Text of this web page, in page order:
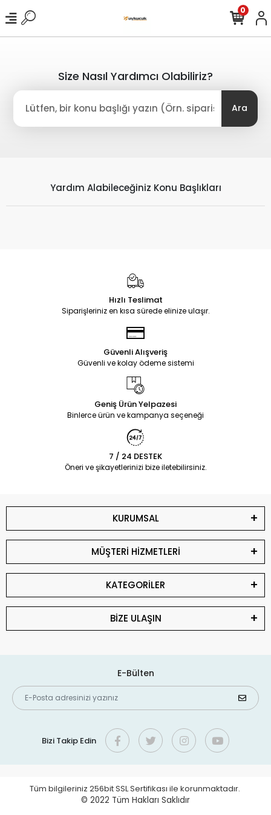
0
Size Nasıl Yardımcı Olabiliriz?
Ara
Yardım Alabileceğiniz Konu Başlıkları
Hızlı Teslimat
Siparişleriniz en kısa sürede elinize ulaşır.
Güvenli Alışveriş
Güvenli ve kolay ödeme sistemi
Geniş Ürün Yelpazesi
Binlerce ürün ve kampanya seçeneği
7 / 24 DESTEK
Öneri ve şikayetlerinizi bize iletebilirsiniz.
KURUMSAL
MÜŞTERİ HİZMETLERİ
KATEGORİLER
BİZE ULAŞIN
E-Bülten
Bizi Takip Edin
Tüm bilgileriniz 256bit SSL Sertifikası ile korunmaktadır.
© 2022 Tüm Hakları Saklıdır